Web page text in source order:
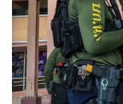
เวลานั้
“แล้วมั
ไป รอใ
อาจจะพู
นี่ไง มัน